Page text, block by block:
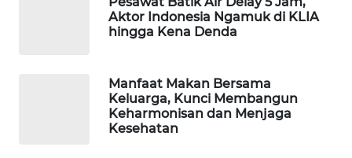
Aktor Indonesia Ngamuk di KLIA
hingga Kena Denda
Manfaat Makan Bersama
Keluarga, Kunci Membangun
Keharmonisan dan Menjaga
Kesehatan